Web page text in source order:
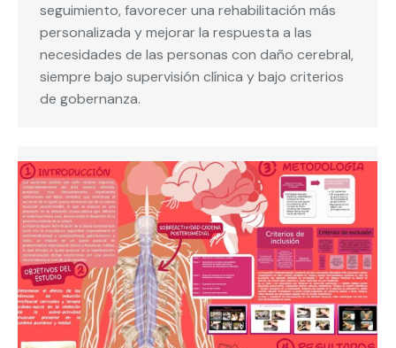
seguimiento, favorecer una rehabilitación más
personalizada y mejorar la respuesta a las
necesidades de las personas con daño cerebral,
siempre bajo supervisión clínica y bajo criterios
de gobernanza.